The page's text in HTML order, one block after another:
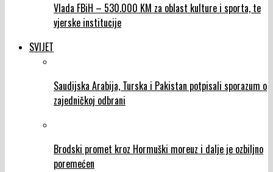
Vlada FBiH – 530.000 KM za oblast kulture i sporta, te
vjerske institucije
SVIJET
Saudijska Arabija, Turska i Pakistan potpisali sporazum o
zajedničkoj odbrani
Brodski promet kroz Hormuški moreuz i dalje je ozbiljno
poremećen